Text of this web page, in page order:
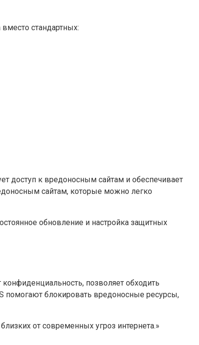
стандартных:
доступ к вредоносным сайтам и обеспечивает
сайтам, которые можно легко
обновление и настройка защитных
позволяет обходить
помогают блокировать вредоносные ресурсы,
от современных угроз интернета.»